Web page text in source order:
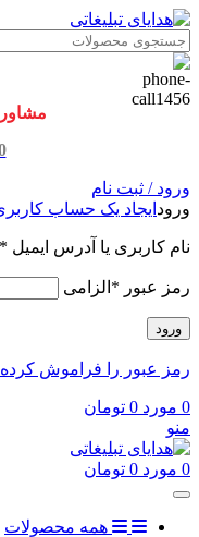
ورود / ثبت نام
ورود ایجاد یک حساب
نام کاربری یا آدرس ایمیل *
رمز عبور * الزامی
ورود
رمز عبور را فراموش کرده
0 مورد 0 تومان
منو
0 مورد 0 تومان
همه محصولات